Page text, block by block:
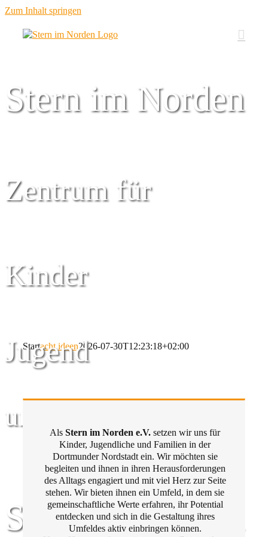
Zum Inhalt springen
Stern im Norden
Zentrum für
Kinder
Jugend
und Familie
Stern im Norden
Startacht ideen2026-07-30T12:23:18+02:00
Als Stern im Norden e.V. setzen wir uns für
Kinder, Jugendliche und Familien in der
Dortmunder Nordstadt ein. Wir möchten sie
begleiten und ihnen in ihren Herausforderungen
des Alltags engagiert und mit viel Herz zur Seite
stehen. Wir bieten ihnen ein Umfeld, in dem sie
gemeinschaftliche Werte erfahren, ihr Potential
entdecken und sich in die Gestaltung ihres
Umfeldes aktiv einbringen können.